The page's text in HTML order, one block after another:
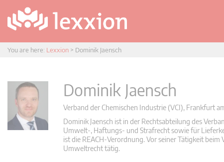
You are here: Lexxion > Dominik Jaensch
Dominik Jaensch
Verband der Chemischen Industrie (VCI), Frankfurt
Dominik Jaensch ist in der Rechtsabteilung des
Umwelt-, Haftungs- und Strafrecht sowie für
ist die REACH-Verordnung. Vor seiner Tätigkeit
Umweltrecht tätig.